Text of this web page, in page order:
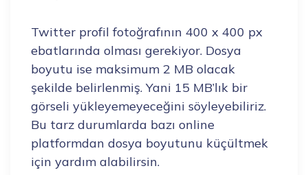
Twitter profil fotoğrafının 400 x 400 px
ebatlarında olması gerekiyor. Dosya
boyutu ise maksimum 2 MB olacak
şekilde belirlenmiş. Yani 15 MB’lık bir
görseli yükleyemeyeceğini söyleyebiliriz.
Bu tarz durumlarda bazı online
platformdan dosya boyutunu küçültmek
için yardım alabilirsin.